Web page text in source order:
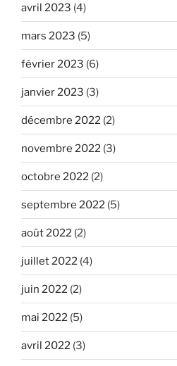
avril 2023 (4)
mars 2023 (5)
février 2023 (6)
janvier 2023 (3)
décembre 2022 (2)
novembre 2022 (3)
octobre 2022 (2)
septembre 2022 (5)
août 2022 (2)
juillet 2022 (4)
juin 2022 (2)
mai 2022 (5)
avril 2022 (3)